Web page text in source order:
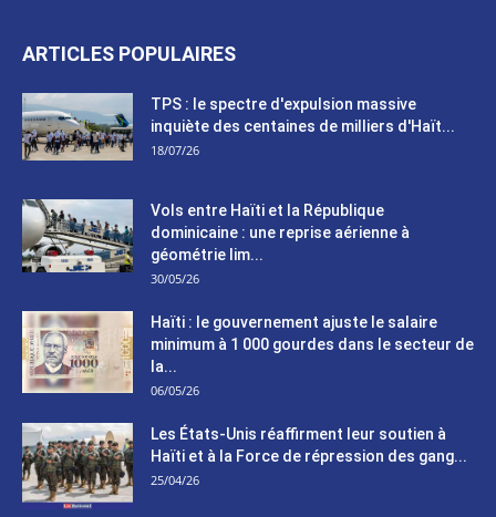
ARTICLES POPULAIRES
TPS : le spectre d'expulsion massive
inquiète des centaines de milliers d'Haït...
18/07/26
Vols entre Haïti et la République
dominicaine : une reprise aérienne à
géométrie lim...
30/05/26
Haïti : le gouvernement ajuste le salaire
minimum à 1 000 gourdes dans le secteur de
la...
06/05/26
Les États-Unis réaffirment leur soutien à
Haïti et à la Force de répression des gang...
25/04/26